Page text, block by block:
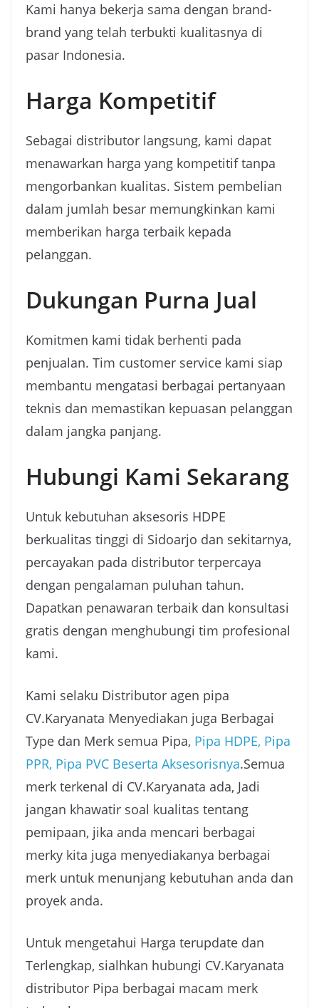
Kami hanya bekerja sama dengan brand-
brand yang telah terbukti kualitasnya di
pasar Indonesia.
Harga Kompetitif
Sebagai distributor langsung, kami dapat
menawarkan harga yang kompetitif tanpa
mengorbankan kualitas. Sistem pembelian
dalam jumlah besar memungkinkan kami
memberikan harga terbaik kepada
pelanggan.
Dukungan Purna Jual
Komitmen kami tidak berhenti pada
penjualan. Tim customer service kami siap
membantu mengatasi berbagai pertanyaan
teknis dan memastikan kepuasan pelanggan
dalam jangka panjang.
Hubungi Kami Sekarang
Untuk kebutuhan aksesoris HDPE
berkualitas tinggi di Sidoarjo dan sekitarnya,
percayakan pada distributor terpercaya
dengan pengalaman puluhan tahun.
Dapatkan penawaran terbaik dan konsultasi
gratis dengan menghubungi tim profesional
kami.
Kami selaku Distributor agen pipa
CV.Karyanata Menyediakan juga Berbagai
Type dan Merk semua Pipa, Pipa HDPE, Pipa
PPR, Pipa PVC Beserta Aksesorisnya.Semua
merk terkenal di CV.Karyanata ada, Jadi
jangan khawatir soal kualitas tentang
pemipaan, jika anda mencari berbagai
merky kita juga menyediakanya berbagai
merk untuk menunjang kebutuhan anda dan
proyek anda.
Untuk mengetahui Harga terupdate dan
Terlengkap, sialhkan hubungi CV.Karyanata
distributor Pipa berbagai macam merk